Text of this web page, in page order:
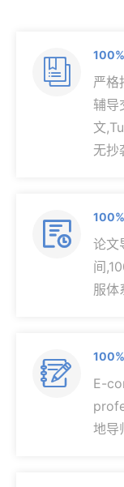

严格
辅导
文
无抄

论文
间
服体

E-
地导